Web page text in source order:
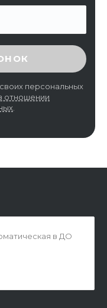
персональных
отношении
в ДО